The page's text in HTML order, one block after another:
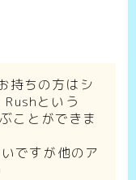
持ちの方はシ
という
ことができま
ですが他のア